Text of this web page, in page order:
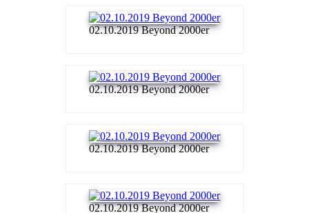
02.10.2019 Beyond 2000er
02.10.2019 Beyond 2000er
02.10.2019 Beyond 2000er
02.10.2019 Beyond 2000er